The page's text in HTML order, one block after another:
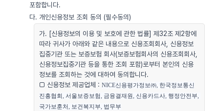
포함합니다.
다. 개인신용정보 조회 동의 (필수동의)
가. [신용정보의 이용 및 보호에 관한 법률] 제32조 제2항에
따라 귀사가 아래와 같은 내용으로 신용조회회사, 신용정보
집중기관 또는 보증보험 회사(보증보험회사의 신용조회회사,
신용정보집중기관 등을 통한 조회 포함)로부터 본인의 신용
정보를 조회하는 것에 대하여 동의합니다.
□ 신용정보 제공업체 :NICE신용평가정보㈜, 한국정보통신
진흥협회, 서울보증보험, 금융결재원, 신용카드사, 행정안전부,
국가보훈처, 보건복지부, 법무부